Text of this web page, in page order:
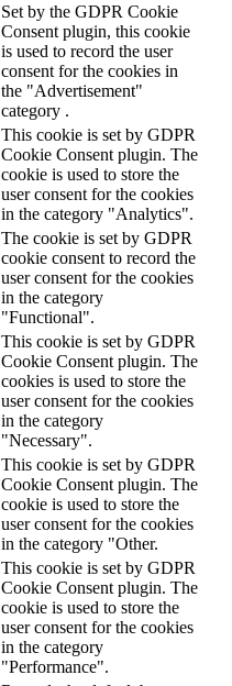
Set by the GDPR Cookie
Consent plugin, this cookie
is used to record the user
consent for the cookies in
the "Advertisement"
category .
This cookie is set by GDPR
Cookie Consent plugin. The
cookie is used to store the
user consent for the cookies
in the category "Analytics".
The cookie is set by GDPR
cookie consent to record the
user consent for the cookies
in the category
"Functional".
This cookie is set by GDPR
Cookie Consent plugin. The
cookies is used to store the
user consent for the cookies
in the category
"Necessary".
This cookie is set by GDPR
Cookie Consent plugin. The
cookie is used to store the
user consent for the cookies
in the category "Other.
This cookie is set by GDPR
Cookie Consent plugin. The
cookie is used to store the
user consent for the cookies
in the category
"Performance".